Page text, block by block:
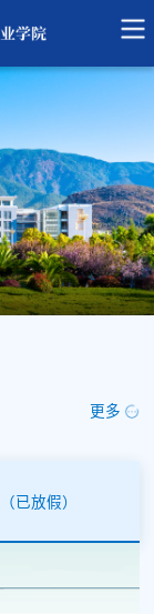
更多
（已放假）